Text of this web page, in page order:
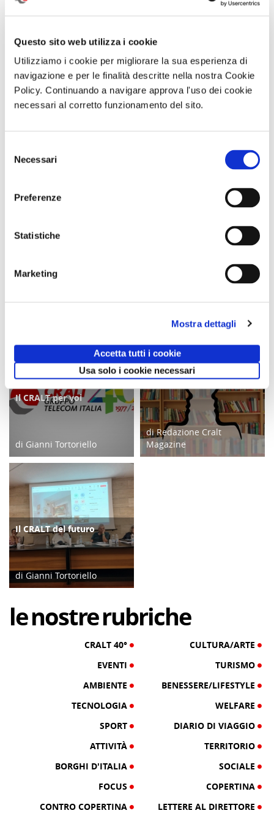
Questo sito web utilizza i cookie
Utilizziamo i cookie per migliorare la sua esperienza di
navigazione e per le finalità descritte nella nostra Cookie
Policy. Continuando a navigare approva l'uso dei cookie
necessari al corretto funzionamento del sito.
delNecessari
Preferenze
Statistiche
Marketing
Mostra dettagli
Accetta tutti i cookie
Usa solo i cookie necessari
E NAPOLI:
IN FONTE
2026
CAORLE - Hotel
Olympus - dal 10
al 13 settembre
settembre
Venezia Mestre, 03
Agosto 2026
potrebbero interessarti
FOCUS
Il CRALT per voi
di Gianni Tortoriello
16/06/18
di Redazione Cralt
Magazine
COPERTINA
Il CRALT del futuro
di Gianni Tortoriello
lenostrerubriche
CRALT 40°
CULTURA/ARTE
EVENTI
TURISMO
AMBIENTE
BENESSERE/LIFESTYLE
TECNOLOGIA
WELFARE
SPORT
DIARIO DI VIAGGIO
ATTIVITÀ
TERRITORIO
BORGHI D'ITALIA
SOCIALE
FOCUS
COPERTINA
CONTRO COPERTINA
LETTERE AL DIRETTORE